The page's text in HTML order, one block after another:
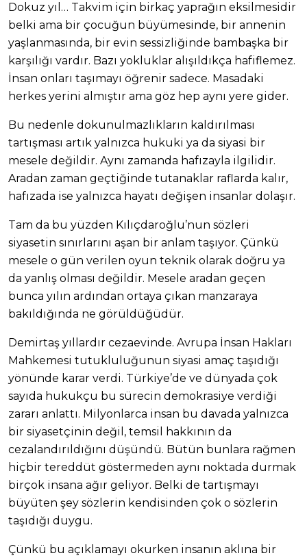
Dokuz yıl… Takvim için birkaç yaprağın eksilmesidir
belki ama bir çocuğun büyümesinde, bir annenin
yaşlanmasında, bir evin sessizliğinde bambaşka bir
karşılığı vardır. Bazı yokluklar alışıldıkça hafiflemez.
İnsan onları taşımayı öğrenir sadece. Masadaki
herkes yerini almıştır ama göz hep aynı yere gider.
Bu nedenle dokunulmazlıkların kaldırılması
tartışması artık yalnızca hukuki ya da siyasi bir
mesele değildir. Aynı zamanda hafızayla ilgilidir.
Aradan zaman geçtiğinde tutanaklar raflarda kalır,
hafızada ise yalnızca hayatı değişen insanlar dolaşır.
Tam da bu yüzden Kılıçdaroğlu’nun sözleri
siyasetin sınırlarını aşan bir anlam taşıyor. Çünkü
mesele o gün verilen oyun teknik olarak doğru ya
da yanlış olması değildir. Mesele aradan geçen
bunca yılın ardından ortaya çıkan manzaraya
bakıldığında ne görüldüğüdür.
Demirtaş yıllardır cezaevinde. Avrupa İnsan Hakları
Mahkemesi tutukluluğunun siyasi amaç taşıdığı
yönünde karar verdi. Türkiye’de ve dünyada çok
sayıda hukukçu bu sürecin demokrasiye verdiği
zararı anlattı. Milyonlarca insan bu davada yalnızca
bir siyasetçinin değil, temsil hakkının da
cezalandırıldığını düşündü. Bütün bunlara rağmen
hiçbir tereddüt göstermeden aynı noktada durmak
birçok insana ağır geliyor. Belki de tartışmayı
büyüten şey sözlerin kendisinden çok o sözlerin
taşıdığı duygu.
Çünkü bu açıklamayı okurken insanın aklına bir